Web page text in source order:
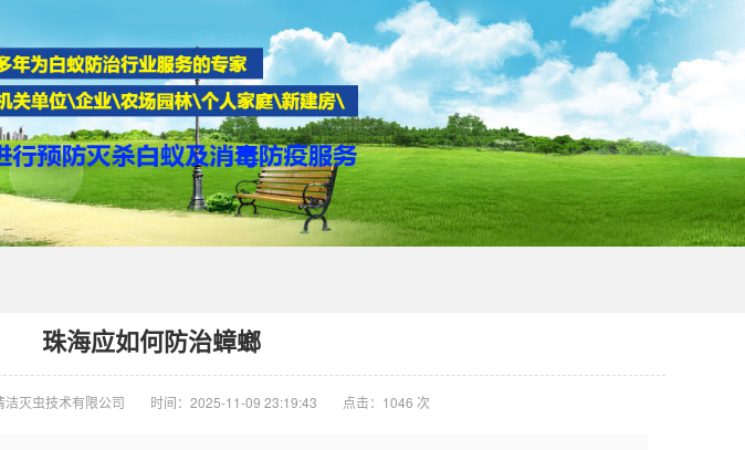
珠海应如何防治蟑螂
灭虫技术有限公司 时间：2025-11-09 23:19:43 点击： 1046 次